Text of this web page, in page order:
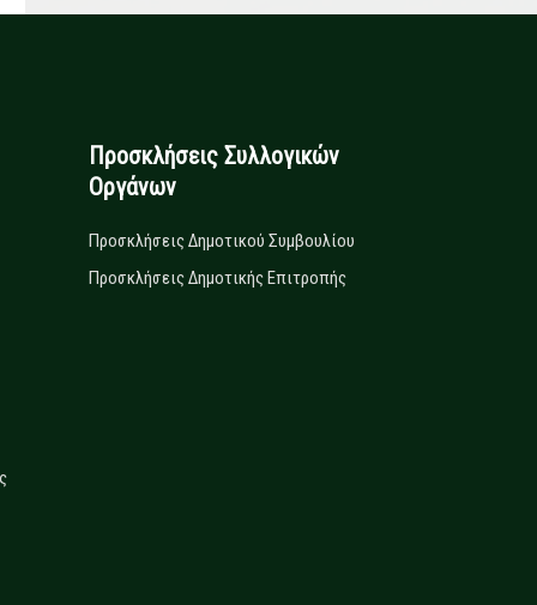
Προσκλήσεις Συλλογικών
Οργάνων
Προσκλήσεις Δημοτικού Συμβουλίου
Προσκλήσεις Δημοτικής Επιτροπής